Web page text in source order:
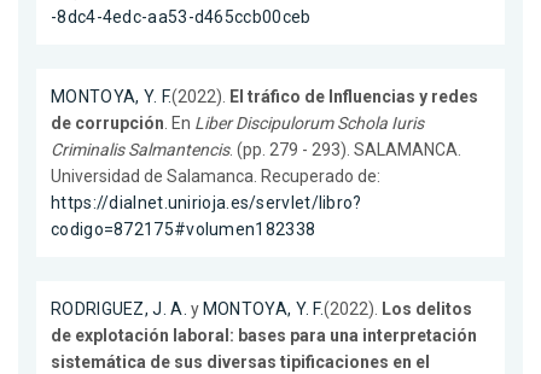
-8dc4-4edc-aa53-d465ccb00ceb
MONTOYA, Y. F.(2022). El tráfico de Influencias y redes
de corrupción. En Liber Discipulorum Schola Iuris
Criminalis Salmantencis. (pp. 279 - 293). SALAMANCA.
Universidad de Salamanca. Recuperado de:
https://dialnet.unirioja.es/servlet/libro?
codigo=872175#volumen182338
RODRIGUEZ, J. A. y MONTOYA, Y. F.(2022). Los delitos
de explotación laboral: bases para una interpretación
sistemática de sus diversas tipificaciones en el